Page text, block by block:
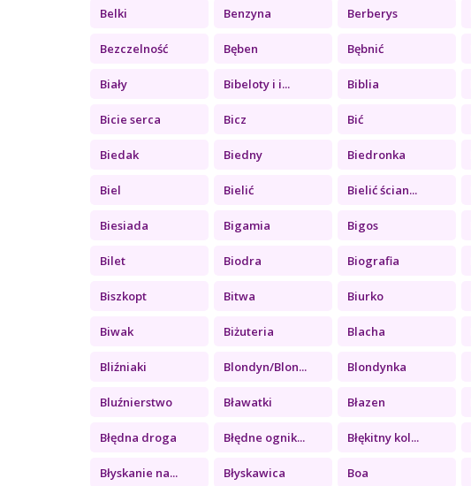
Belki Benzyna Berberys
Bezczelność Bęben Bębnić
Biały Bibeloty i i... Biblia
Bicie serca Bicz Bić
Biedak Biedny Biedronka
Biel Bielić Bielić ścian...
Biesiada Bigamia Bigos
Bilet Biodra Biografia
Biszkopt Bitwa Biurko
Biwak Biżuteria Blacha
Bliźniaki Blondyn/Blon... Blondynka
Bluźnierstwo Bławatki Błazen
Błędna droga Błędne ognik... Błękitny kol...
Błyskanie na... Błyskawica Boa